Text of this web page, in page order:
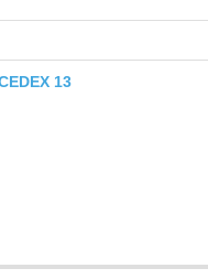
13